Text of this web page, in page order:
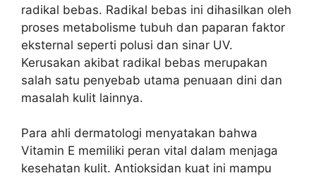
radikal bebas. Radikal bebas ini dihasilkan oleh
proses metabolisme tubuh dan paparan faktor
eksternal seperti polusi dan sinar UV.
Kerusakan akibat radikal bebas merupakan
salah satu penyebab utama penuaan dini dan
masalah kulit lainnya.
Para ahli dermatologi menyatakan bahwa
Vitamin E memiliki peran vital dalam menjaga
kesehatan kulit. Antioksidan kuat ini mampu